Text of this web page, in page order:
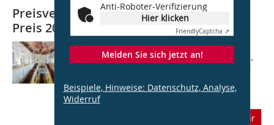
Anti-Roboter-Verifizierung
Hier klicken
FriendlyCaptcha ⇗
Melden Sie sich jetzt an!
Beispiele, Hinweise: Datenschutz, Analyse,
Widerruf
Preisverleihung Balthasar-Neumann-
Preis 2014 www.DBZ.de
Am 25. Juni wurde zum 9. Mal, erstmals
wieder seit 2008, der Balthasar-Neumann-
Preis verliehen. Der Europäische Preis für
Architek­ten- und Ingenieurleistungen
wurde von der DBZ Deutsche...
mehr